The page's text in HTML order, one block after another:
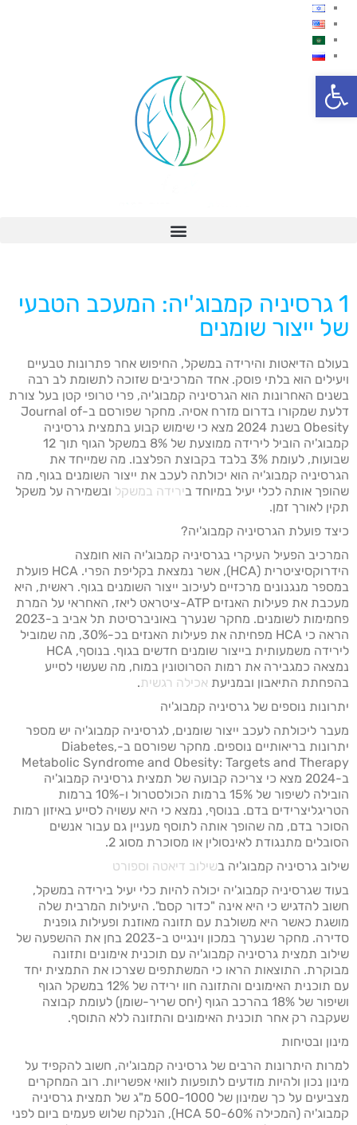
פתח סרגל נגישות
1 גרסיניה קמבוג'יה: המעכב הטבעי
של ייצור שומנים
בעולם הדיאטות והירידה במשקל, החיפוש אחר פתרונות טבעיים
ויעילים הוא בלתי פוסק. אחד המרכיבים שזוכה לתשומת לב רבה
בשנים האחרונות הוא הגרסיניה קמבוג'יה, פרי טרופי קטן בעל צורת
דלעת שמקורו בדרום מזרח אסיה. מחקר שפורסם ב-Journal of
Obesity בשנת 2024 מצא כי שימוש קבוע בתמצית גרסיניה
קמבוג'יה הוביל לירידה ממוצעת של 8% במשקל הגוף תוך 12
שבועות, לעומת 3% בלבד בקבוצת הפלצבו. מה שמייחד את
הגרסיניה קמבוג'יה הוא יכולתה לעכב את ייצור השומנים בגוף, מה
שהופך אותה לכלי יעיל במיוחד בירידה במשקל ובשמירה על משקל
תקין לאורך זמן.
כיצד פועלת הגרסיניה קמבוג'יה?
המרכיב הפעיל העיקרי בגרסיניה קמבוג'יה הוא חומצה
הידרוקסיציטרית (HCA), אשר נמצאת בקליפת הפרי. HCA פועלת
במספר מנגנונים מרכזיים לעיכוב ייצור השומנים בגוף. ראשית, היא
מעכבת את פעילות האנזים ATP-ציטראט ליאז, האחראי על המרת
פחמימות לשומנים. מחקר שנערך באוניברסיטת תל אביב ב-2023
הראה כי HCA מפחיתה את פעילות האנזים בכ-30%, מה שמוביל
לירידה משמעותית בייצור שומנים חדשים בגוף. בנוסף, HCA
נמצאה כמגבירה את רמות הסרוטונין במוח, מה שעשוי לסייע
בהפחתת התיאבון ובמניעת אכילה רגשית.
יתרונות נוספים של גרסיניה קמבוג'יה
מעבר ליכולתה לעכב ייצור שומנים, לגרסיניה קמבוג'יה יש מספר
יתרונות בריאותיים נוספים. מחקר שפורסם ב-Diabetes,
Metabolic Syndrome and Obesity: Targets and Therapy
ב-2024 מצא כי צריכה קבועה של תמצית גרסיניה קמבוג'יה
הובילה לשיפור של 15% ברמות הכולסטרול ו-10% ברמות
הטריגליצרידים בדם. בנוסף, נמצא כי היא עשויה לסייע באיזון רמות
הסוכר בדם, מה שהופך אותה לתוסף מעניין גם עבור אנשים
הסובלים מתנגודת לאינסולין או מסוכרת מסוג 2.
שילוב גרסיניה קמבוג'יה בשילוב דיאטה וספורט
בעוד שגרסיניה קמבוג'יה יכולה להיות כלי יעיל בירידה במשקל,
חשוב להדגיש כי היא אינה "כדור קסם". היעילות המרבית שלה
מושגת כאשר היא משולבת עם תזונה מאוזנת ופעילות גופנית
סדירה. מחקר שנערך במכון וינגייט ב-2023 בחן את ההשפעה של
שילוב תמצית גרסיניה קמבוג'יה עם תוכנית אימונים ותזונה
מבוקרת. התוצאות הראו כי המשתתפים שצרכו את התמצית יחד
עם תוכנית האימונים והתזונה חוו ירידה של 12% במשקל הגוף
ושיפור של 18% בהרכב הגוף (יחס שריר-שומן) לעומת קבוצה
שעקבה רק אחר תוכנית האימונים והתזונה ללא התוסף.
מינון ובטיחות
למרות היתרונות הרבים של גרסיניה קמבוג'יה, חשוב להקפיד על
מינון נכון ולהיות מודעים לתופעות לוואי אפשריות. רוב המחקרים
מצביעים על כך שמינון של 500-1000 מ"ג של תמצית גרסיניה
קמבוג'יה (המכילה 50-60% HCA), הנלקח שלוש פעמים ביום לפני